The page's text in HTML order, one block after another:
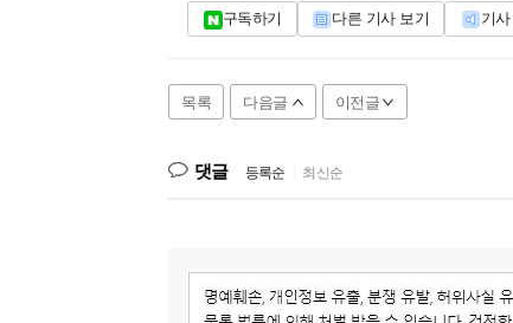
구독하기 다른 기사 보기 기
목록 다음글 이전글
댓글 등록순 최신순